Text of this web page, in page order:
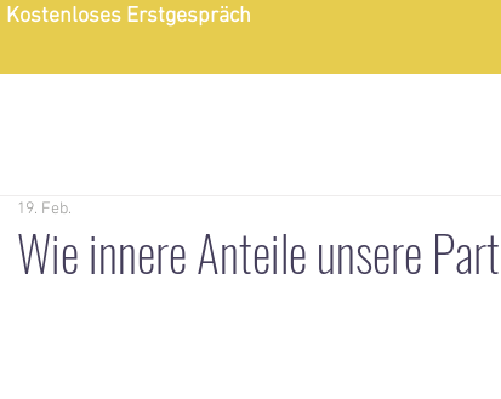
Kostenloses Erstgespräch
Wie innere Anteile unsere
19. Feb.